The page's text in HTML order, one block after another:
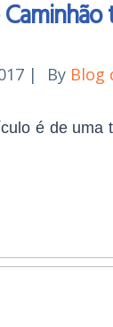
| By Blog
é de uma